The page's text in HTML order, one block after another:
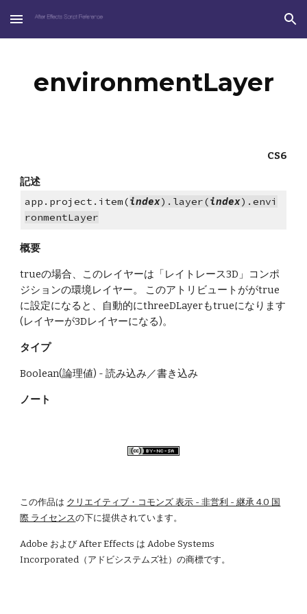
Skip to main content Skip to navigation
environmentLayer
CS6
記述
app.project.item(index).layer(index).envi
ronmentLayer
概要
trueの場合、このレイヤーは「レイトレース3D」コンポ
ジションの環境レイヤー。 このアトリビュートががtrue
に設定になると、自動的にthreeDLayerもtrueになります
(レイヤーが3Dレイヤーになる)。
タイプ
Boolean(論理値) - 読み込み／書き込み
ノート
この作品は クリエイティブ・コモンズ 表示 - 非営利 - 継承 4.0 国
際 ライセンスの下に提供されています。
Adobe および After Effects は Adobe Systems
Incorporated（アドビシステムズ社）の商標です。